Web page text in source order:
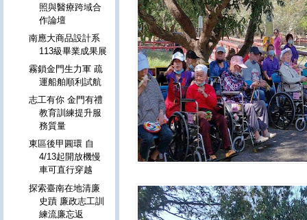
照與醫療跨域合
作論壇
南應大商品設計系
113級畢業成果展
霧鎖金門生力軍 疏
運船舶順利試航
志工有你 金門有禮
教育訓練提升服
務質量
東區後甲圓環 自
4/13起開放機慢
車可直行穿越
探索臺南在地清廉
史蹟 廉政志工訓
練流廉忘返